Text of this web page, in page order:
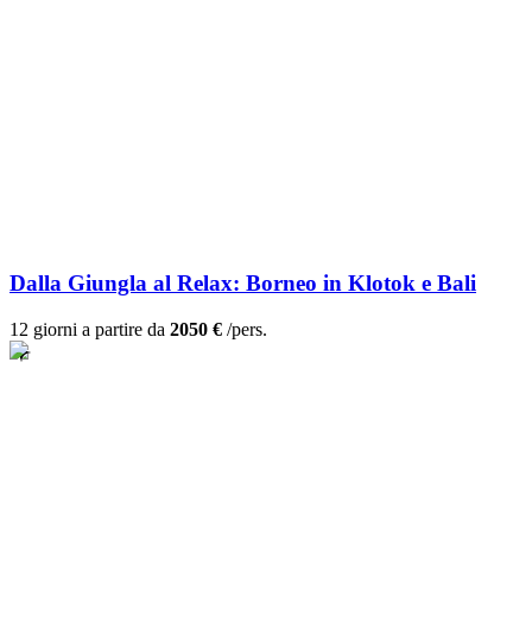
Dalla Giungla al Relax: Borneo in Klotok e Bali
12 giorni a partire da 2050 € /pers.